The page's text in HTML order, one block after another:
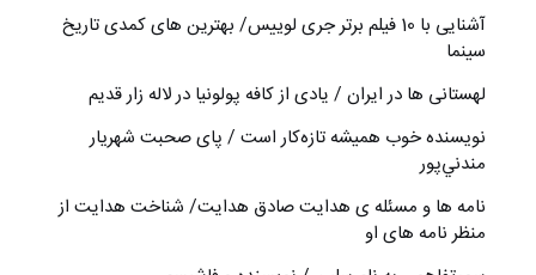
آشنایی با 10 فیلم برتر جری لوییس/ بهترین های کمدی تاریخ
سینما
لهستانی ها در ایران / یادی از کافه پولونیا در لاله زار قدیم
نويسنده خوب هميشه تازه‌كار است / پای صحبت شهريار
مندني‌پور
نامه ها و مسئله ی هدایت صادق هدایت/ شناخت هدایت از
منظر نامه های او